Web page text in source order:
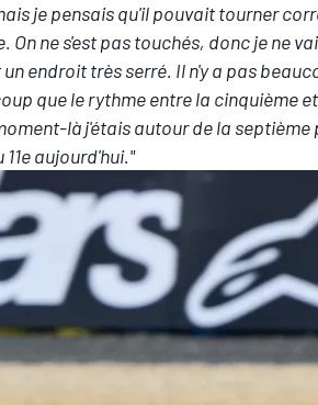
je pensais qu'il pouvait tourner
On ne s'est pas touchés, donc je ne
endroit très serré. Il n'y a pas
que le rythme entre la cinquième
là j'étais autour de la
aujourd'hui."